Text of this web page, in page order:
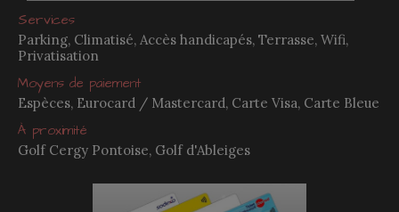
Services
Parking, Climatisé, Accès handicapés, Terrasse, Wifi,
Privatisation
Moyens de paiement
Espèces, Eurocard / Mastercard, Carte Visa, Carte Bleue
À proximité
Golf Cergy Pontoise, Golf d'Ableiges